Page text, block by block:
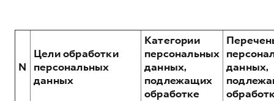
от 3 449 000 ₽
Крупным корпоративным клиентам
Система управления автопарком
Сервис для корпоративных клиентов
Руководства по эксплуатации
Подписки
АКСЕССУАРЫ HAVAL
N
Цели обработки
персональных
данных
Категории
персональных
данных,
подлежащих
обработке
данных,